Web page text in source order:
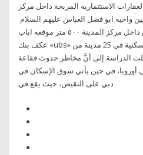
الاستثمارية المربحة داخل مركز
واخيه ابو فضل العباس عليهم السلام
وما يلي شرع الفرص : ١: فندق داخل مركز المدينة ٥٠٠ متر موقعه اباب
عكف بنك «ubs» على تحليل أسعار العقارات السكنية في 25 مدينة من
الدراسة إلى أنَّ مخاطر حدوث فقاعة
أوروبا، في حين يأتي سوق الإسكان في
دبي على النقيض، حيث يقع في